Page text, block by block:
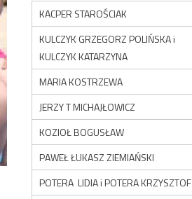
KACPER STAROŚCIAK
KULCZYK GRZEGORZ POLIŃSKA i
KULCZYK KATARZYNA
MARIA KOSTRZEWA
JERZY T MICHAJŁOWICZ
KOZIOŁ BOGUSŁAW
PAWEŁ ŁUKASZ ZIEMIAŃSKI
POTERA LIDIA i POTERA KRZYSZTOF